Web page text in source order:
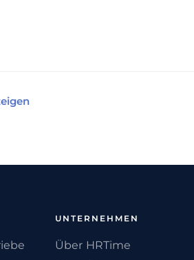
UNTERNEHMEN
Über HRTime